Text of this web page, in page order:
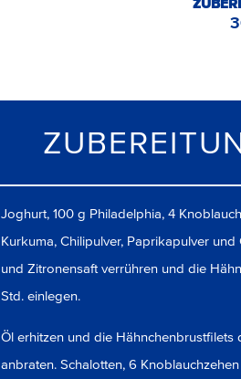
Joghurt, 100 g Philadelphia, 4
Kurkuma, Chilipulver, Paprikapulver und
und Zitronensaft verrühren und die
Std. einlegen.
Öl erhitzen und die Hähnchenbrustfilets
anbraten. Schalotten, 6